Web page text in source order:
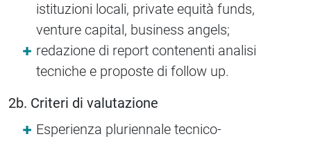
istituzioni locali, private equità funds,
venture capital, business angels;
redazione di report contenenti analisi
tecniche e proposte di follow up.
2b. Criteri di valutazione
Esperienza pluriennale tecnico-